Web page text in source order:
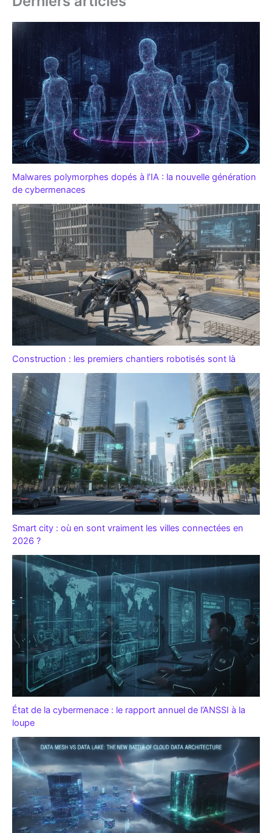
Malwares polymorphes dopés à l’IA : la nouvelle génération
de cybermenaces
Construction : les premiers chantiers robotisés sont là
Smart city : où en sont vraiment les villes connectées en
2026 ?
État de la cybermenace : le rapport annuel de l’ANSSI à la
loupe